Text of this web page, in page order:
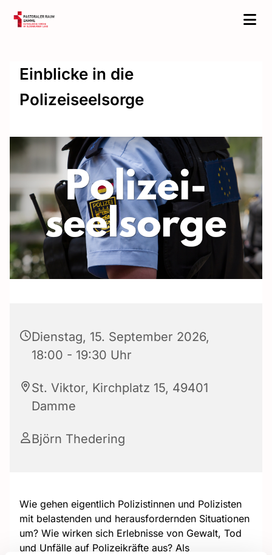
Einblicke in die
Polizeiseelsorge
Dienstag, 15. September 2026,
18:00 - 19:30 Uhr
St. Viktor, Kirchplatz 15, 49401
Damme
Björn Thedering
Wie gehen eigentlich Polizistinnen und Polizisten
mit belastenden und herausfordernden Situationen
um? Wie wirken sich Erlebnisse von Gewalt, Tod
und Unfälle auf Polizeikräfte aus? Als